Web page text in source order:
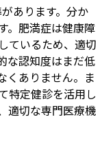
あります。分か
。肥満症は健康障
ているため、適切
な認知度はまだ低
くありません。ま
特定健診を活用し
適切な専門医療機